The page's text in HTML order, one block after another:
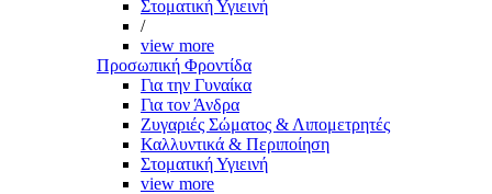
Στοματική Υγιεινή
/
view more
Προσωπική Φροντίδα
Για την Γυναίκα
Για τον Άνδρα
Ζυγαριές Σώματος & Λιπομετρητές
Καλλυντικά & Περιποίηση
Στοματική Υγιεινή
view more